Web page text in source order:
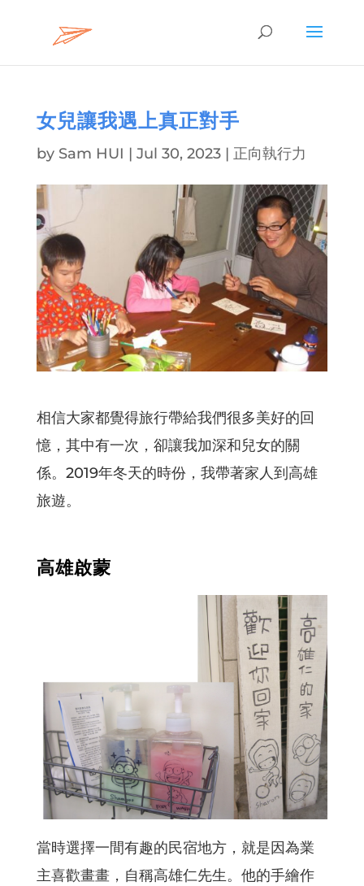
女兒讓我遇上真正對手
by Sam HUI | Jul 30, 2023| 正向執行力
相信大家都覺得旅行帶給我們很多美好的回
憶，其中有一次，卻讓我加深和兒女的關
係。2019年冬天的時份，我帶著家人到高雄
旅遊。
高雄啟蒙
當時選擇一間有趣的民宿地方，就是因為業
主喜歡畫畫，自稱高雄仁先生。他的手繪作